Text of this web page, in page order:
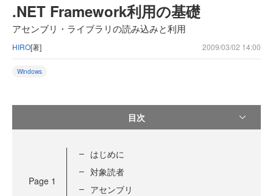
.NET Framework利用の基礎
アセンブリ・ライブラリの読み込みと利用
HIRO[著] 2009/03/02 14:00
Windows
目次
Page 1
はじめに
対象読者
アセンブリ